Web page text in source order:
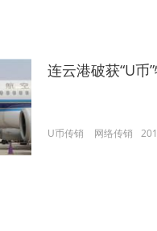
连云港破获“U币
U币传销 网络传销